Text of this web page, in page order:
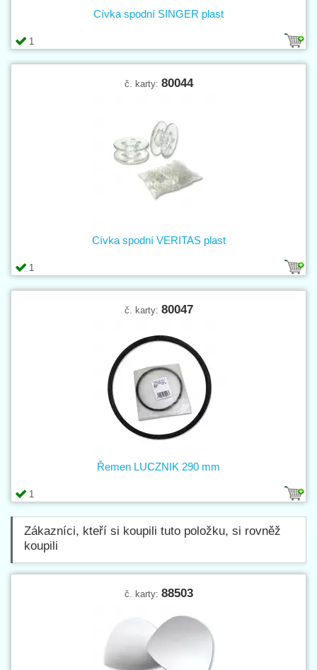
1
Cívka spodní SINGER plast
č. karty: 80044
1
Cívka spodní VERITAS plast
č. karty: 80047
1
Řemen LUCZNIK 290 mm
Zákazníci, kteří si koupili tuto položku, si rovněž
koupili
č. karty: 88503